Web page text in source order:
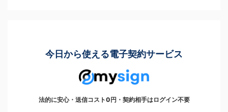
今日から使える電子契約サービス
法的に安心・送信コスト0円・契約相手はログイン不要